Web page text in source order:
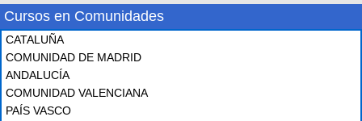
Cursos en Comunidades
CATALUÑA
COMUNIDAD DE MADRID
ANDALUCÍA
COMUNIDAD VALENCIANA
PAÍS VASCO